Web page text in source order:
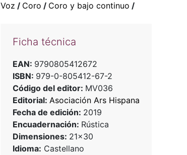
Voz / Coro / Coro y bajo continuo /
Ficha técnica
EAN: 9790805412672
ISBN: 979-0-805412-67-2
Código del editor: MV036
Editorial: Asociación Ars Hispana
Fecha de edición: 2019
Encuadernación: Rústica
Dimensiones: 21x30
Idioma: Castellano